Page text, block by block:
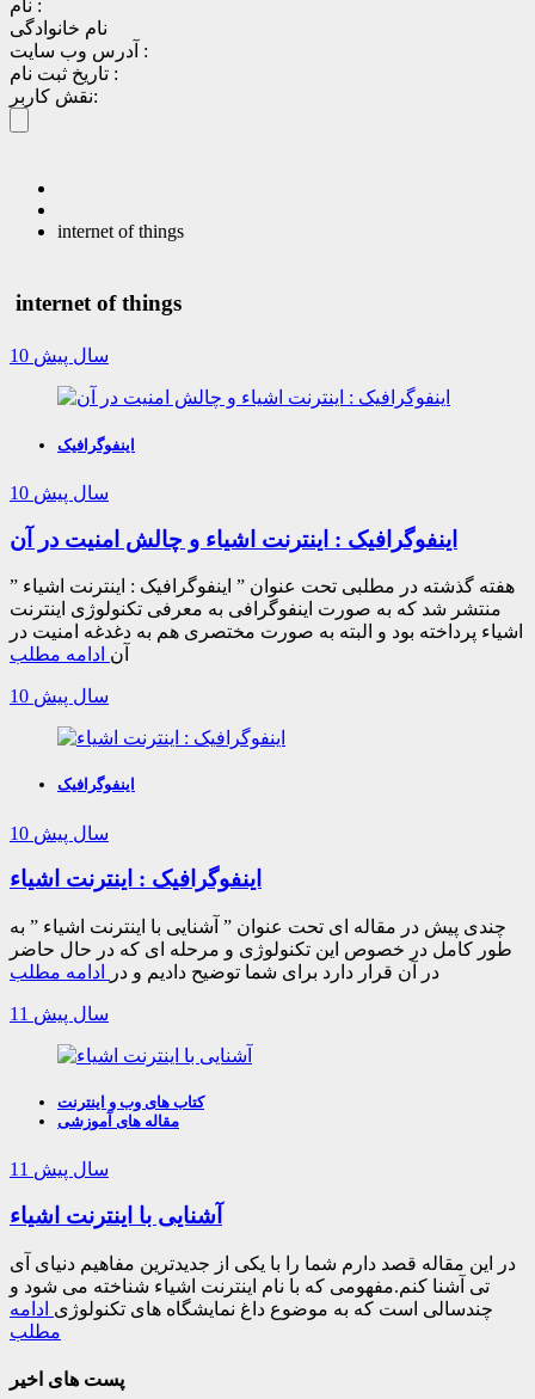
نام :
نام خانوادگی
آدرس وب سایت :
تاریخ ثبت نام :
نقش کاربر:
internet of things
internet of things
10 سال پیش
اینفوگرافیک
10 سال پیش
اینفوگرافیک : اینترنت اشیاء و چالش امنیت در آن
هفته گذشته در مطلبی تحت عنوان ” اینفوگرافیک : اینترنت اشیاء ”
منتشر شد که به صورت اینفوگرافی به معرفی تکنولوژی اینترنت
اشیاء پرداخته بود و البته به صورت مختصری هم به دغدغه امنیت در
آن ادامه مطلب
10 سال پیش
اینفوگرافیک
10 سال پیش
اینفوگرافیک : اینترنت اشیاء
چندی پیش در مقاله ای تحت عنوان ” آشنایی با اینترنت اشیاء ” به
طور کامل در خصوص این تکنولوژی و مرحله ای که در حال حاضر
در آن قرار دارد برای شما توضیح دادیم و در
ادامه مطلب
11 سال پیش
کتاب های وب و اینترنت
مقاله های آموزشی
11 سال پیش
آشنایی با اینترنت اشیاء
در این مقاله قصد دارم شما را با یکی از جدیدترین مفاهیم دنیای آی
تی آشنا کنم.مفهومی که با نام اینترنت اشیاء شناخته می شود و
چندسالی است که به موضوع داغ نمایشگاه های تکنولوژی ادامه
مطلب
پست های اخیر